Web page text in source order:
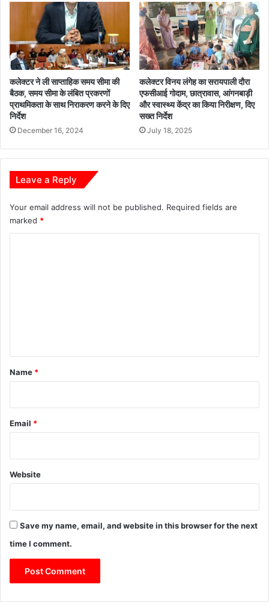
वै
ध
रे
त
ख
न
न
को
क
र
ना
दे
ने
.
.
कलेक्टर ने ली साप्ताहिक समय सीमा की
बैठक, समय सीमा के लंबित प्रकरणों
प्राथमिकता के साथ निराकरण करने के दिए
निर्देश
December 16, 2024
कलेक्टर विनय लंगेह का सरायपाली दौरा
एफसीआई गोदाम, छात्रावास, आंगनबाड़ी
और स्वास्थ्य केंद्र का किया निरीक्षण, दिए
सख्त निर्देश
July 18, 2025
Leave a Reply
Your email address will not be published. Required fields are
marked *
*
Name *
Email *
Website
Save my name, email, and website in this browser for the next
time I comment.